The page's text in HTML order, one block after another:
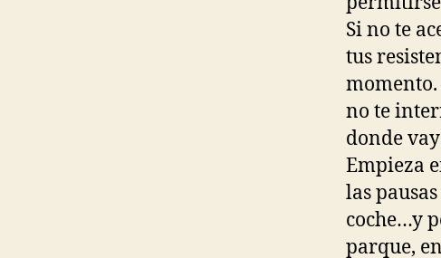
Si no te
tus
momento.
no te
donde
Empieza
las
coche…y
parque,